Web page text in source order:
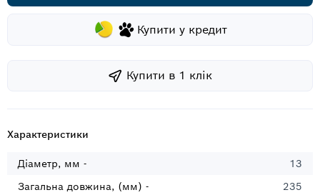
Купити у кредит
Купити в 1 клiк
Характеристики
Діаметр, мм -
13
Загальна довжина, (мм) -
235